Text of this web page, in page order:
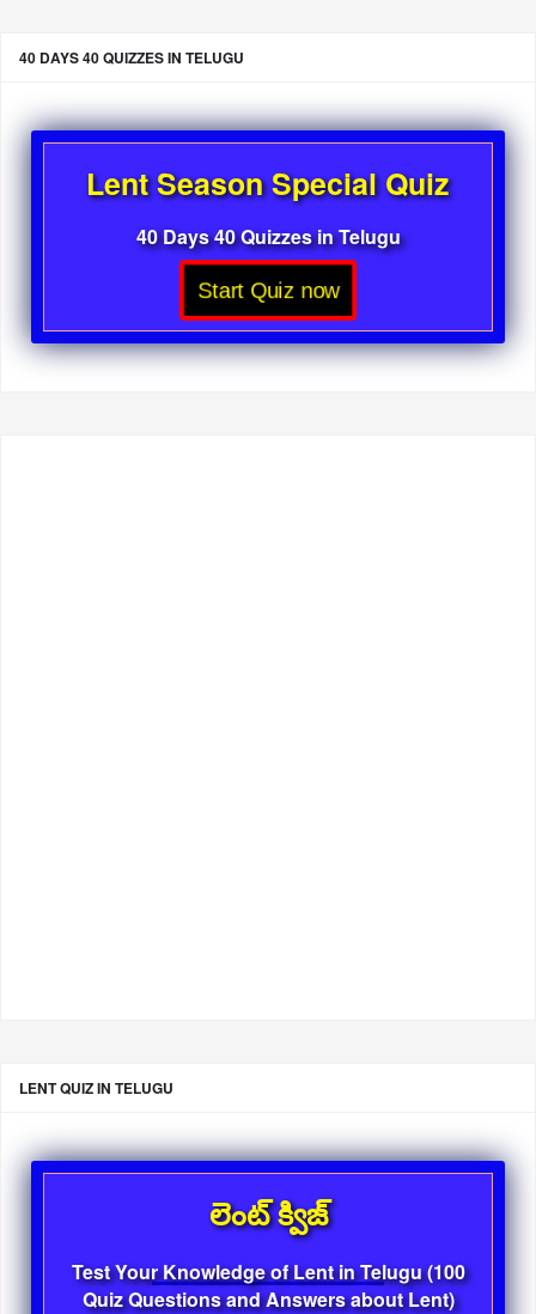
40 DAYS 40 QUIZZES IN TELUGU
Lent Season Special Quiz
40 Days 40 Quizzes in Telugu
Start Quiz now
LENT QUIZ IN TELUGU
లెంట్ క్విజ్
Test Your Knowledge of Lent in Telugu (100
Quiz Questions and Answers about Lent)